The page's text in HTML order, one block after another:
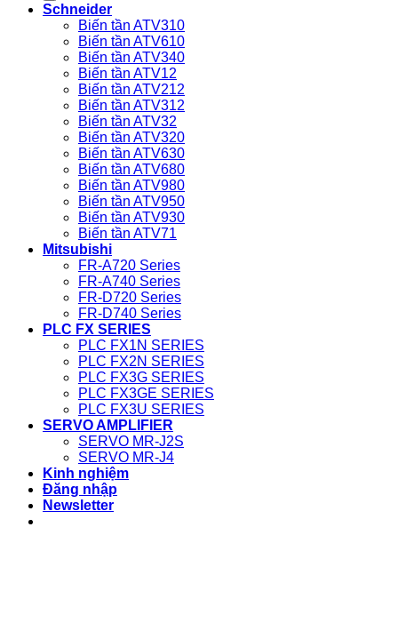
Schneider
Biến tần ATV310
Biến tần ATV610
Biến tần ATV340
Biến tần ATV12
Biến tần ATV212
Biến tần ATV312
Biến tần ATV32
Biến tần ATV320
Biến tần ATV630
Biến tần ATV680
Biến tần ATV980
Biến tần ATV950
Biến tần ATV930
Biến tần ATV71
Mitsubishi
FR-A720 Series
FR-A740 Series
FR-D720 Series
FR-D740 Series
PLC FX SERIES
PLC FX1N SERIES
PLC FX2N SERIES
PLC FX3G SERIES
PLC FX3GE SERIES
PLC FX3U SERIES
SERVO AMPLIFIER
SERVO MR-J2S
SERVO MR-J4
Kinh nghiệm
Đăng nhập
Newsletter